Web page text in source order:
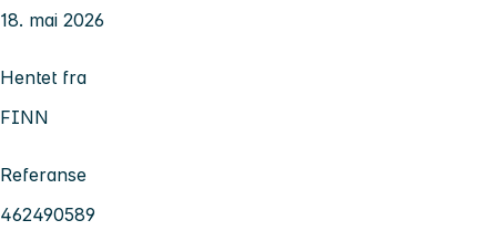
18. mai 2026
Hentet fra
FINN
Referanse
462490589